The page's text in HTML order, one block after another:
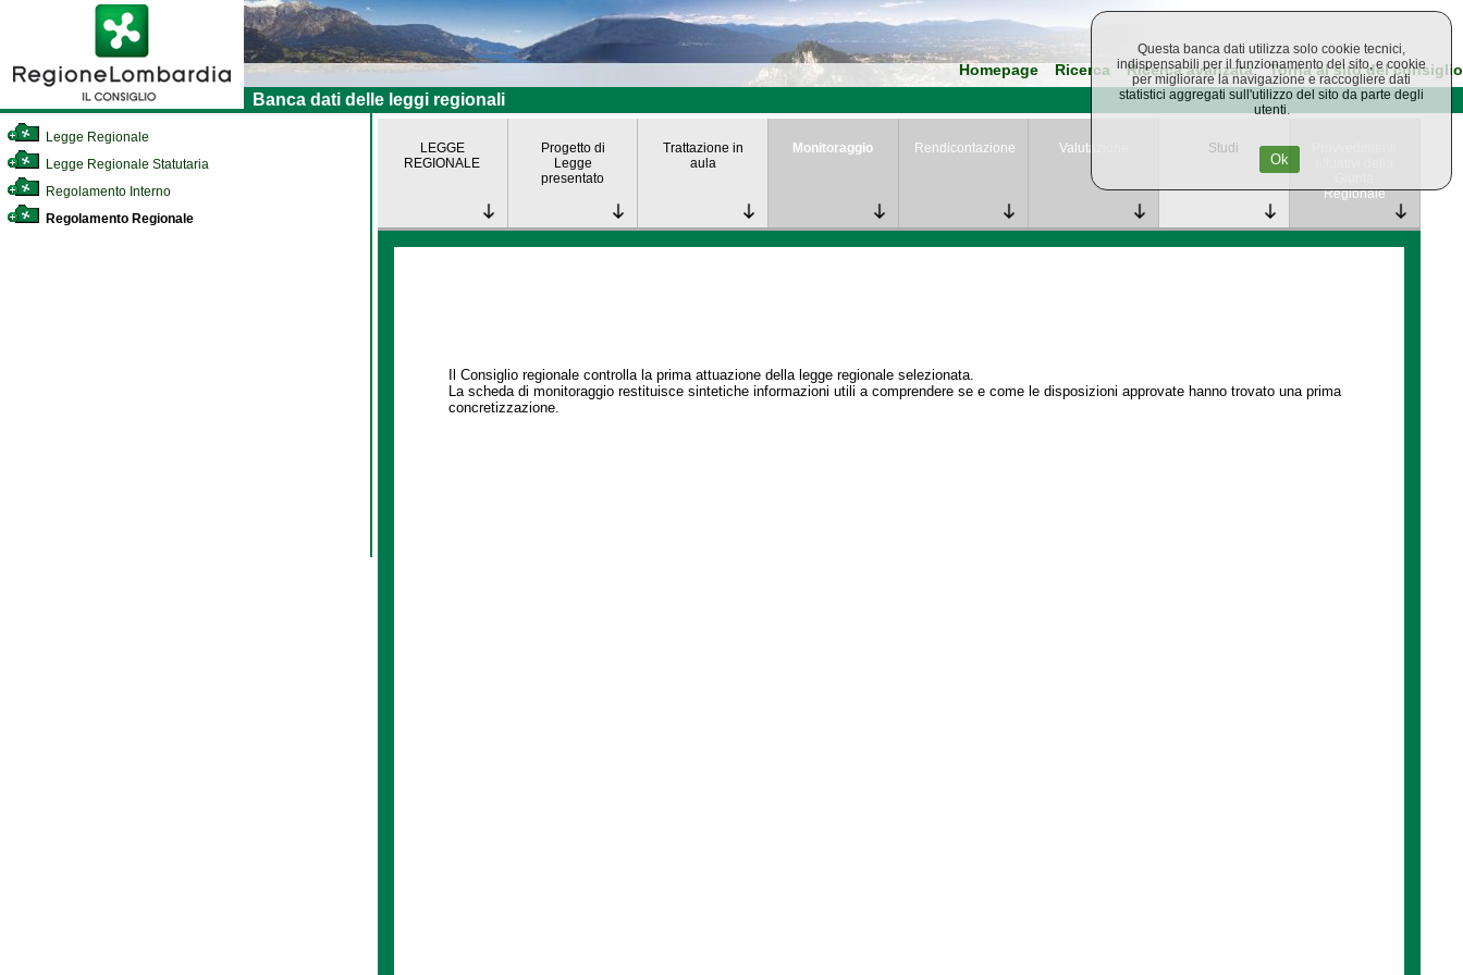
Homepage Ricerca Ricerca avanzata Torna al sito del consiglio
Banca dati delle leggi regionali
Legge Regionale
Legge Regionale Statutaria
Regolamento Interno
Regolamento Regionale
LEGGE
REGIONALE
Progetto di
Legge
presentato
Trattazione in
aula
Monitoraggio Rendicontazione Valutazione Studi
Regionale
Il Consiglio regionale controlla la prima attuazione della legge regionale selezionata.
La scheda di monitoraggio restituisce sintetiche informazioni utili a comprendere se e come le disposizioni approvate hanno trovato una prima
concretizzazione.
Questa banca dati utilizza solo cookie tecnici,
indispensabili per il funzionamento del sito, e cookie
per migliorare la navigazione e raccogliere dati
statistici aggregati sull'utilizzo del sito da parte degli
utenti.
Ok